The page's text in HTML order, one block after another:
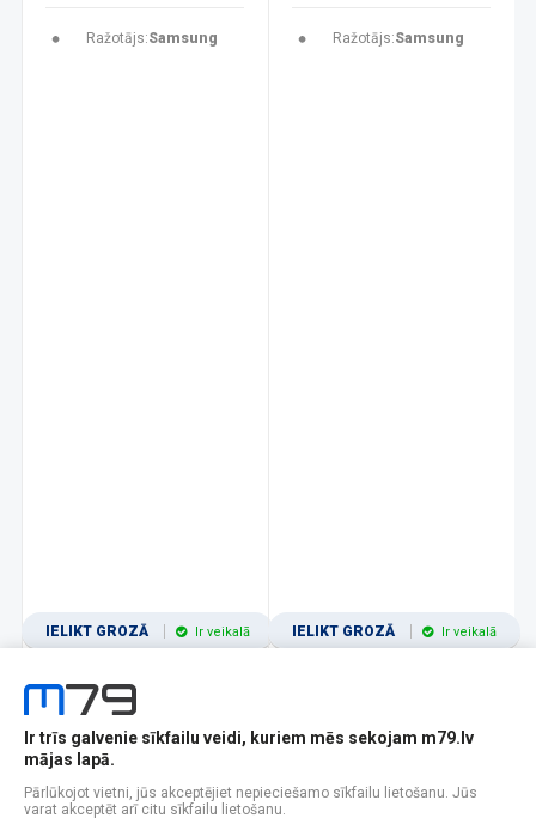
Ražotājs:Samsung
IELIKT GROZĀ Ir veikalā
Ražotājs:Samsung
IELIKT GROZĀ Ir veikalā
1 2 3 4 5 6 7 8 9 10 11
Popularitātes Rādīt 12
Ir trīs galvenie sīkfailu veidi, kuriem mēs sekojam m79.lv
mājas lapā.
Pārlūkojot vietni, jūs akceptējiet nepieciešamo sīkfailu lietošanu. Jūs
varat akceptēt arī citu sīkfailu lietošanu.